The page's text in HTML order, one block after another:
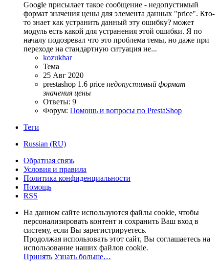
Google присылает такое сообщение - недопустимый
формат значения цены для элемента данных "price". Кто-
то знает как устранить данный эту ошибку? может
модуль есть какой для устранения этой ошибки. Я по
началу подозревал что это проблема темы, но даже при
переходе на стандартную ситуация не...
kozukhar
Тема
25 Авг 2020
prestashop 1.6 price недопустимый формат
значения цены
Ответы: 9
Форум: Помощь и вопросы по PrestaShop
Теги
Russian (RU)
Обратная связь
Условия и правила
Политика конфиденциальности
Помощь
RSS
На данном сайте используются файлы cookie, чтобы
персонализировать контент и сохранить Ваш вход в
систему, если Вы зарегистрируетесь.
Продолжая использовать этот сайт, Вы соглашаетесь на
использование наших файлов cookie.
Принять Узнать больше…